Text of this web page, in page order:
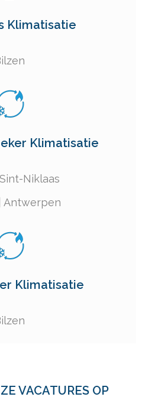
Klimatisatie
Klimatisatie
Sint-Niklaas
Antwerpen
Klimatisatie
VACATURES OP